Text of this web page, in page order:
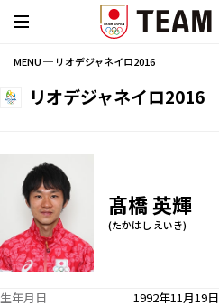
MENU ─ リオデジャネイロ2016
リオデジャネイロ2016
髙橋 英輝
(たかはし えいき)
生年月日
1992年11月19日